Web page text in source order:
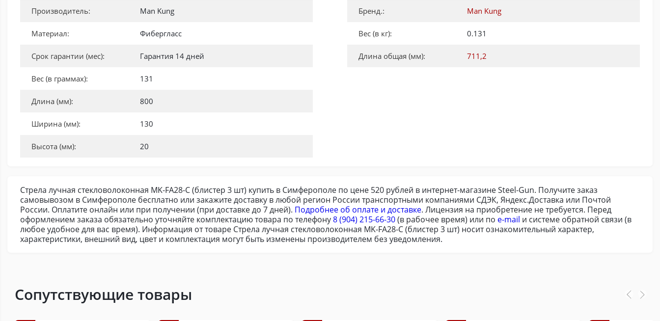
Производитель: Man Kung
Материал: Фибергласс
Срок гарантии (мес): Гарантия 14 дней
Вес (в граммах): 131
Длина (мм): 800
Ширина (мм): 130
Высота (мм): 20
Бренд.: Man Kung
Вес (в кг): 0.131
Длина общая (мм): 711,2
Стрела лучная стекловолоконная MK-FA28-С (блистер 3 шт) купить в Симферополе по цене 520 рублей в интернет-магазине Steel-Gun. Получите заказ
самовывозом в Симферополе бесплатно или закажите доставку в любой регион России транспортными компаниями СДЭК, Яндекс.Доставка или Почтой
России. Оплатите онлайн или при получении (при доставке до 7 дней). Подробнее об оплате и доставке. Лицензия на приобретение не требуется. Перед
оформлением заказа обязательно уточняйте комплектацию товара по телефону8 (904) 215-66-30(в рабочее время) или по e-mail и системе обратной связи (в
любое удобное для вас время). Информация от товаре Стрела лучная стекловолоконная MK-FA28-С (блистер 3 шт) носит ознакомительный характер,
характеристики, внешний вид, цвет и комплектация могут быть изменены производителем без уведомления.
Сопутствующие товары